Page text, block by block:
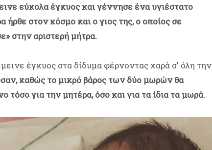
εύκολα έγκυος και γέννησε ένα υγιέστατο
ήρθε στον κόσμο και ο γιος της, ο οποίος σε
στην αριστερή μήτρα.
έγκυος στα δίδυμα φέρνοντας χαρά σ' όλη την
καθώς το μικρό βάρος των δύο μωρών θα
τόσο για την μητέρα, όσο και για τα ίδια τα μωρά.